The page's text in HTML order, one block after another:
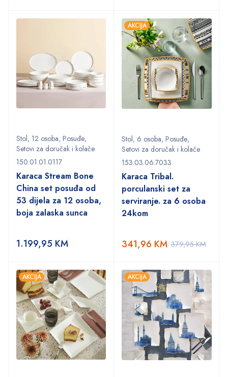
Stol, 12 osoba, Posuđe,
Setovi za doručak i kolače
150.01.01.0117
Karaca Stream Bone
China set posuđa od
53 dijela za 12 osoba,
boja zalaska sunca
1.199,95 KM
AKCIJA
Stol, 6 osoba, Posuđe,
Setovi za doručak i kolače
153.03.06.7033
Karaca Tribal.
porculanski set za
serviranje. za 6 osoba
24kom
379,95KM
341,96 KM
AKCIJA AKCIJA